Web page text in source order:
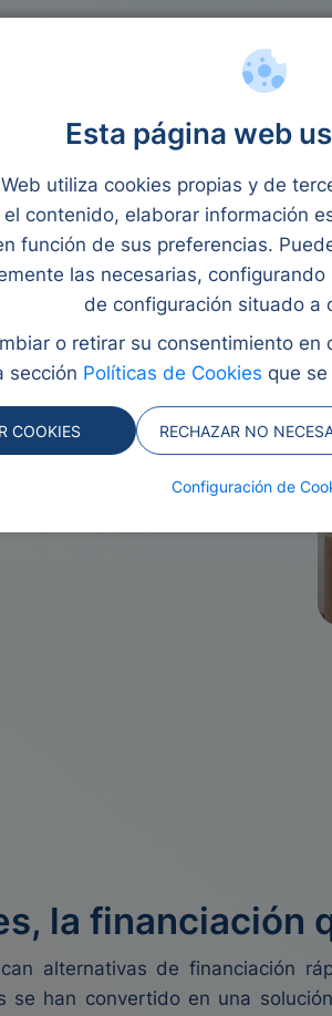
Esta página web
utiliza cookies propias y de
el contenido, elaborar información
función de sus preferencias.
las necesarias,
de configuración situado a
o retirar su consentimiento en
sección Políticas de Cookies que
COOKIES RECHAZAR NO
Configuración de
Ley
y revisado por Eva Rampani
préstamos
económica femenina,
o de autoempleo.
brecha de acceso al
y adaptadas. Además,
y fortalecen el
la financiación
alternativas de financiación
se han convertido en una